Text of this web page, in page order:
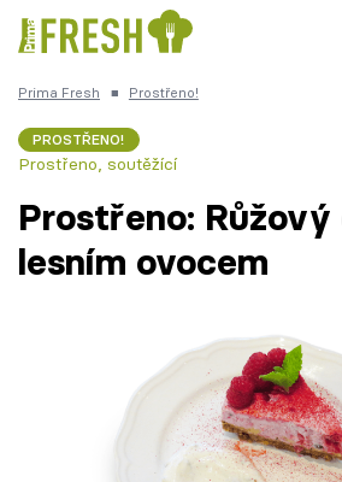
Česká kuchyně
Prima Fresh ■ Prostřeno!
PROSTŘENO!
Prostřeno, soutěžící
Prostřeno:
lesním ovocem